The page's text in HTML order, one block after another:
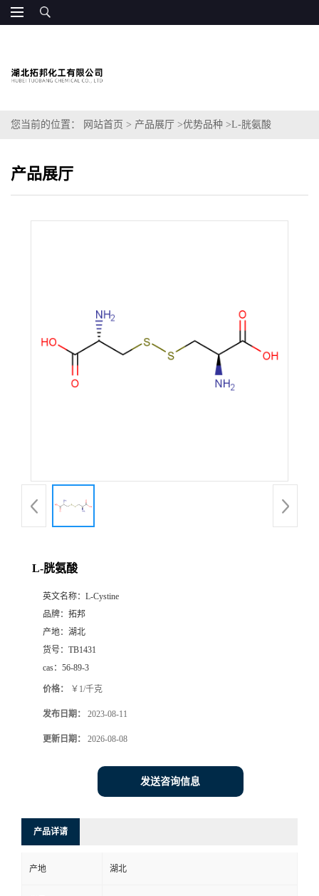
您当前的位置： 网站首页 > 产品展厅 >优势品种 >L-胱氨酸
产品展厅
L-胱氨酸
英文名称： L-Cystine
品牌： 拓邦
产地： 湖北
货号： TB1431
cas： 56-89-3
价格： ￥1/千克
发布日期： 2023-08-11
更新日期： 2026-08-08
发送咨询信息
产品详请
产地 湖北